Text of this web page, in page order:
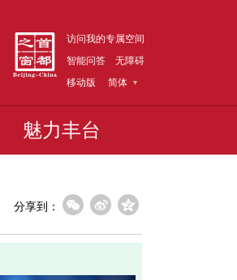
访问我的专属空间
智能问答
无障碍
移动版
简体
魅力丰台
分享到：